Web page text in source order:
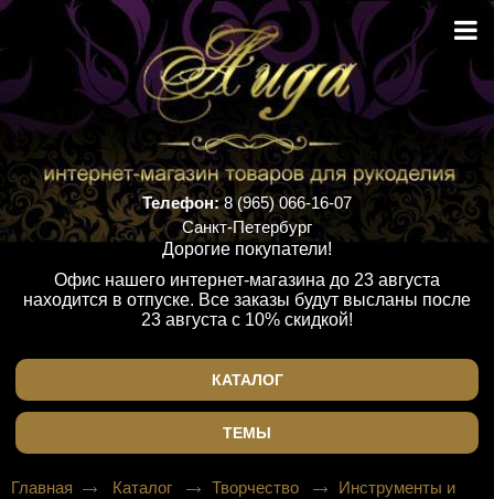
Телефон:8 (965) 066-16-07
Санкт-Петербург
Дорогие покупатели!
Офис нашего интернет-магазина до 23 августа
находится в отпуске. Все заказы будут высланы после
23 августа с 10% скидкой!
КАТАЛОГ
ТЕМЫ
Главная Каталог Творчество
Инструменты и